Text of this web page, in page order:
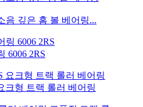
음 깊은 홈 볼 베어링...
6006 2RS
크형 트랙 롤러 베어링